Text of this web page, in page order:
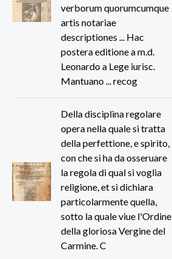
verborum quorumcumque
artis notariae
descriptiones ... Hac
postera editione a m.d.
Leonardo a Lege iurisc.
Mantuano ... recog
Della disciplina regolare
opera nella quale si tratta
della perfettione, e spirito,
con che si ha da osseruare
la regola di qual si voglia
religione, et si dichiara
particolarmente quella,
sotto la quale viue l'Ordine
della gloriosa Vergine del
Carmine. C